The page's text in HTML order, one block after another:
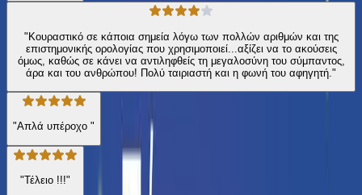
"Κουραστικό σε κάποια σημεία λόγω των πολλών αριθμών και της
επιστημονικής ορολογίας που χρησιμοποιεί...αξίζει να το ακούσεις
όμως, καθώς σε κάνει να αντιληφθείς τη μεγαλοσύνη του σύμπαντος,
άρα και του ανθρώπου! Πολύ ταιριαστή και η φωνή του αφηγητή."
"Απλά υπέροχο "
"Τέλειο !!!"